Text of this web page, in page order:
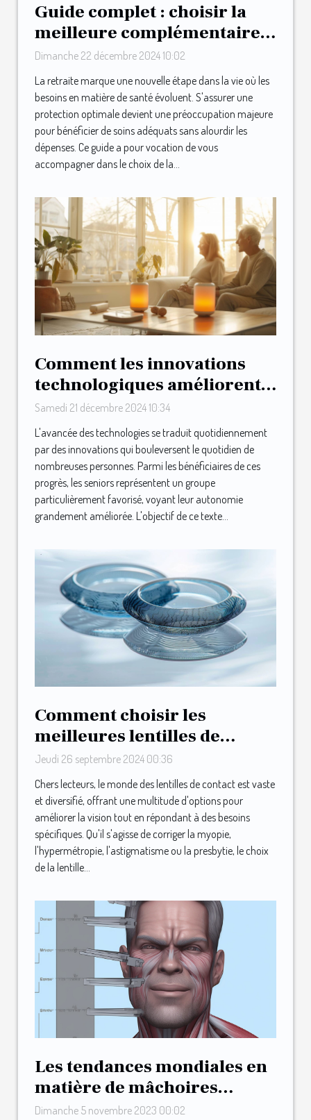
Guide complet : choisir la
meilleure complémentaire
santé après la retraite
Dimanche 22 décembre 2024 10:02
La retraite marque une nouvelle étape dans la vie où les
besoins en matière de santé évoluent. S'assurer une
protection optimale devient une préoccupation majeure
pour bénéficier de soins adéquats sans alourdir les
dépenses. Ce guide a pour vocation de vous
accompagner dans le choix de la...
Comment les innovations
technologiques améliorent
l'autonomie des seniors
Samedi 21 décembre 2024 10:34
L'avancée des technologies se traduit quotidiennement
par des innovations qui bouleversent le quotidien de
nombreuses personnes. Parmi les bénéficiaires de ces
progrès, les seniors représentent un groupe
particulièrement favorisé, voyant leur autonomie
grandement améliorée. L'objectif de ce texte...
Comment choisir les
meilleures lentilles de
contact pour vos besoins
Jeudi 26 septembre 2024 00:36
Chers lecteurs, le monde des lentilles de contact est vaste
et diversifié, offrant une multitude d'options pour
améliorer la vision tout en répondant à des besoins
spécifiques. Qu'il s'agisse de corriger la myopie,
l'hypermétropie, l'astigmatisme ou la presbytie, le choix
de la lentille...
Les tendances mondiales en
matière de mâchoires
musclées et carrées
Dimanche 5 novembre 2023 00:02